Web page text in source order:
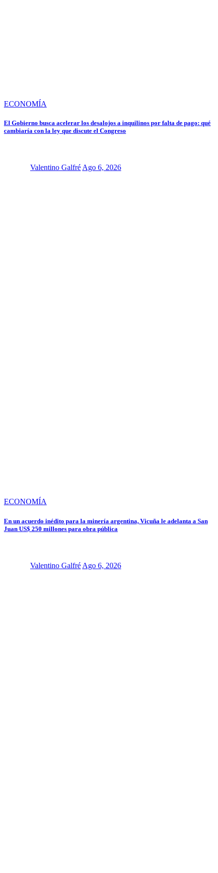
ECONOMÍA
El Gobierno busca acelerar los desalojos a inquilinos por falta de pago: qué
cambiaría con la ley que discute el Congreso
Valentino GalfréAgo 6, 2026
ECONOMÍA
En un acuerdo inédito para la minería argentina, Vicuña le adelanta a San
Juan US$ 250 millones para obra pública
Valentino Galfré Ago 6, 2026